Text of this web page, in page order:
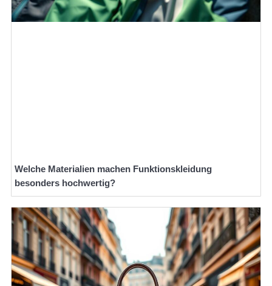
Welche Materialien machen Funktionskleidung
besonders hochwertig?